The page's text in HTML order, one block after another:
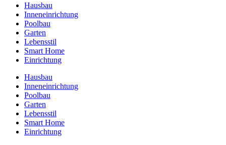
Hausbau
Inneneinrichtung
Poolbau
Garten
Lebensstil
Smart Home
Einrichtung
Hausbau
Inneneinrichtung
Poolbau
Garten
Lebensstil
Smart Home
Einrichtung